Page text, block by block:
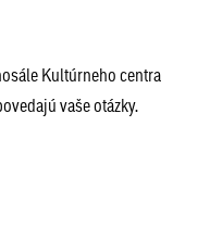
Kultúrneho centra
vaše otázky.